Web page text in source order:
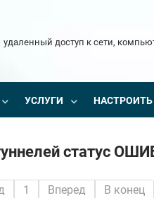
удаленный доступ к сети,
УСЛУГИ НАСТРОИТЬ
статус
1 Вперед В конец